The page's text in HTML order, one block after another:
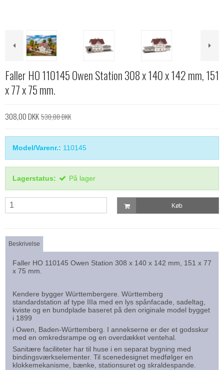
Faller HO 110145 Owen Station 308 x 140 x 142 mm, 151
x 77 x 75 mm.
308,00 DKK530,00 DKK
Model/Varenr.: 110145
Lagerstatus: På lager
Køb
Beskrivelse
Faller HO 110145 Owen Station 308 x 140 x 142 mm, 151 x 77
x 75 mm.
Kendere bygger Württembergere. Württemberg
standardstation af type IIIa med en lys spånfacade, sadeltag,
kviste og en bundplade baseret på den originale model bygget
i 1899
i Owen, Baden-Württemberg. I annekserne er der et godsskur
med en omkredsrampe og en overdækket ventehal.
Sanitære faciliteter har til huse i en separat bygning med
bindingsværkselementer. Til scenedesignet medfølger en
klokkemekanisme, bænke, stationsuret og skraldespande.